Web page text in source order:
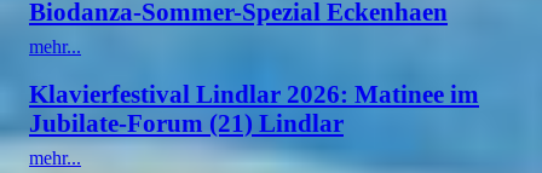
Biodanza-Sommer-Spezial Eckenhaen
mehr...
Klavierfestival Lindlar 2026: Matinee im
Jubilate-Forum (21) Lindlar
mehr...